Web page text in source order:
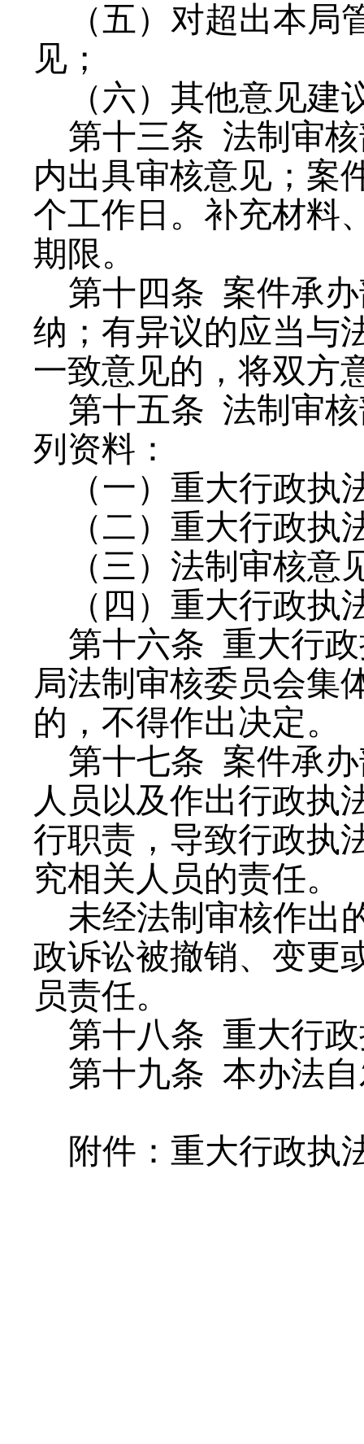
（五）对超出本
见；
（六）其他意见建
第十三条 法制审
内出具审核意见；案
个工作日。补充材料
期限。
第十四条 案件承
纳；有异议的应当与
一致意见的，将双方
第十五条 法制审
列资料：
（一）重大行政
（二）重大行政执
（三）法制审核意
（四）重大行政执
第十六条 重大行
局法制审核委员会集
的，不得作出决定。
第十七条 案件承
人员以及作出行政执
行职责，导致行政执
究相关人员的责任。
未经法制审核作出
政诉讼被撤销、变更
员责任。
第十八条 重大行
第十九条本办法
附件：重大行政执